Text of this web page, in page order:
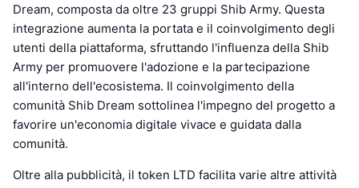
Dream, composta da oltre 23 gruppi Shib Army. Questa
integrazione aumenta la portata e il coinvolgimento degli
utenti della piattaforma, sfruttando l'influenza della Shib
Army per promuovere l'adozione e la partecipazione
all'interno dell'ecosistema. Il coinvolgimento della
comunità Shib Dream sottolinea l'impegno del progetto a
favorire un'economia digitale vivace e guidata dalla
comunità.
Oltre alla pubblicità, il token LTD facilita varie altre attività